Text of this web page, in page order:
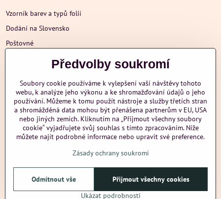
Vzorník barev a typů folií
Dodání na Slovensko
Poštovné
Obchodní podmínky
Ochrana osobních údajů
Další informace
nazehlujeme
©2026CopyrightPředvolby soukromíZásady ochrany soukromí
Předvolby soukromí
Soubory cookie používáme k vylepšení vaší návštěvy tohoto
webu, k analýze jeho výkonu a ke shromažďování údajů o jeho
používání. Můžeme k tomu použít nástroje a služby třetích stran
a shromážděná data mohou být přenášena partnerům v EU, USA
nebo jiných zemích. Kliknutím na „Přijmout všechny soubory
cookie“ vyjadřujete svůj souhlas s tímto zpracováním. Níže
můžete najít podrobné informace nebo upravit své preference.
Zásady ochrany soukromí
Ukázat podrobnosti
Přijmout všechny cookies
Odmítnout vše